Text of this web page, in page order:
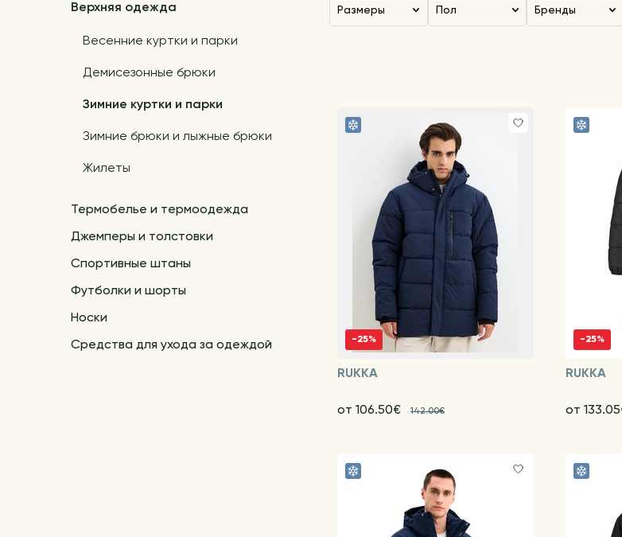
Верхняя одежда
Весенние куртки и парки
Демисезонные брюки
Зимние куртки и парки
Зимние брюки и лыжные брюки
Жилеты
Термобелье и термоодежда
Джемперы и толстовки
Спортивные штаны
Футболки и шорты
Носки
Средства для ухода за одеждой
Размеры Пол Бренды
-25%
RUKKA
от 106.50€ 142.00€
-25%
RUKKA
от